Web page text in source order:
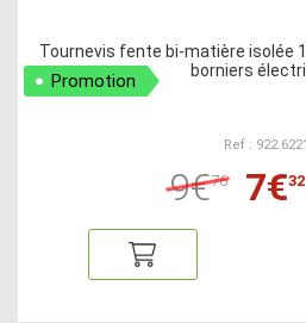
Tournevis fente bi-matière isolée
borniers
Promotion
Ref : 922.6221
9€76 7€32